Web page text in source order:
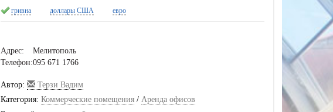
гривна доллары США евро
Адрес:
Мелитополь
Телефон:095 671 1766
Автор:
Терзи Вадим
Категория: Коммерческие помещения/ Аренда офисов